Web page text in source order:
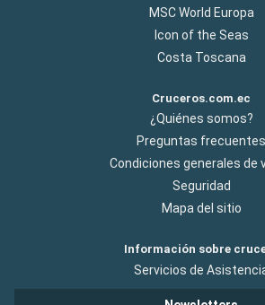
MSC World Europa
Icon of the Seas
Costa Toscana
Cruceros.com.ec
¿Quiénes somos?
Preguntas frecuentes
Condiciones generales de
Seguridad
Mapa del sitio
Información sobre
Servicios de